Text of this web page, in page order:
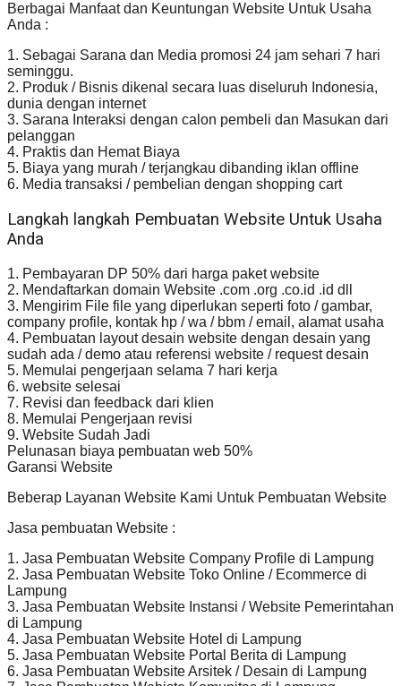
Berbagai Manfaat dan Keuntungan Website Untuk Usaha
Anda :
1. Sebagai Sarana dan Media promosi 24 jam sehari 7 hari
seminggu.
2. Produk / Bisnis dikenal secara luas diseluruh Indonesia,
dunia dengan internet
3. Sarana Interaksi dengan calon pembeli dan Masukan dari
pelanggan
4. Praktis dan Hemat Biaya
5. Biaya yang murah / terjangkau dibanding iklan offline
6. Media transaksi / pembelian dengan shopping cart
Langkah langkah Pembuatan Website Untuk Usaha
Anda
1. Pembayaran DP 50% dari harga paket website
2. Mendaftarkan domain Website .com .org .co.id .id dll
3. Mengirim File file yang diperlukan seperti foto / gambar,
company profile, kontak hp / wa / bbm / email, alamat usaha
4. Pembuatan layout desain website dengan desain yang
sudah ada / demo atau referensi website / request desain
5. Memulai pengerjaan selama 7 hari kerja
6. website selesai
7. Revisi dan feedback dari klien
8. Memulai Pengerjaan revisi
9. Website Sudah Jadi
Pelunasan biaya pembuatan web 50%
Garansi Website
Beberap Layanan Website Kami Untuk Pembuatan Website
Jasa pembuatan Website :
1. Jasa Pembuatan Website Company Profile di Lampung
2. Jasa Pembuatan Website Toko Online / Ecommerce di
Lampung
3. Jasa Pembuatan Website Instansi / Website Pemerintahan
di Lampung
4. Jasa Pembuatan Website Hotel di Lampung
5. Jasa Pembuatan Website Portal Berita di Lampung
6. Jasa Pembuatan Website Arsitek / Desain di Lampung